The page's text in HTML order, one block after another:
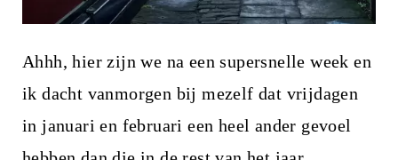
Ahhh, hier zijn we na een supersnelle week en
ik dacht vanmorgen bij mezelf dat vrijdagen
in januari en februari een heel ander gevoel